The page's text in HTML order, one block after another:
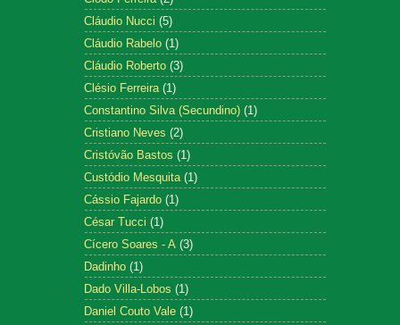
Cláudio Nucci (5)
Cláudio Rabelo (1)
Cláudio Roberto (3)
Clésio Ferreira (1)
Constantino Silva (Secundino) (1)
Cristiano Neves (2)
Cristóvão Bastos (1)
Custódio Mesquita (1)
Cássio Fajardo (1)
César Tucci (1)
Cícero Soares - A (3)
Dadinho (1)
Dado Villa-Lobos (1)
Daniel Couto Vale (1)